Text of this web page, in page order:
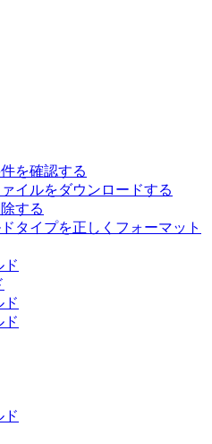
を確認する
イルをダウンロードする
する
タイプを正しくフォーマット
ド
ド
ド
ド